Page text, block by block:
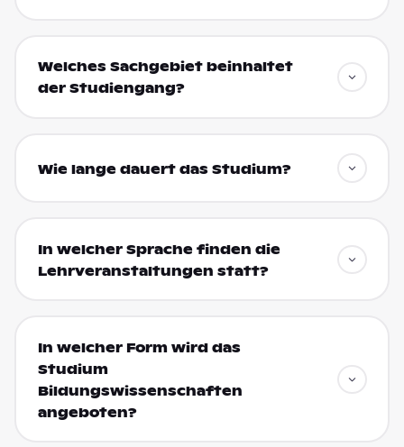
Welches Sachgebiet beinhaltet
der Studiengang?
Wie lange dauert das Studium?
In welcher Sprache finden die
Lehrveranstaltungen statt?
In welcher Form wird das
Studium
Bildungswissenschaften
angeboten?